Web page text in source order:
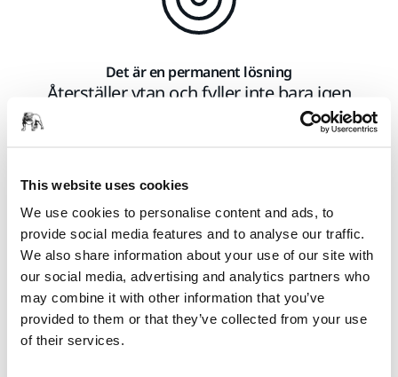
This website uses cookies
We use cookies to personalise content and ads, to
provide social media features and to analyse our traffic.
We also share information about your use of our site with
our social media, advertising and analytics partners who
may combine it with other information that you’ve
provided to them or that they’ve collected from your use
of their services.
Det är en permanent lösning
Återställer ytan och fyller inte bara igen
En konsekvent process
Den är enkel att lära in och börja använda